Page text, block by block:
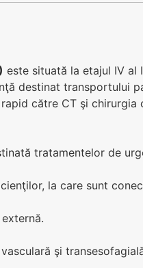
este situată la etajul IV al
destinat transportului
către CT şi chirurgia
tratamentelor de
la care sunt
şi